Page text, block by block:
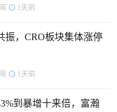
，市占率达10.1%，较第
域运营解决方案市场，
规模达137亿元，其中中
1天前
振，CRO板块集体涨停
1天前
到暴增十来倍，富瀚